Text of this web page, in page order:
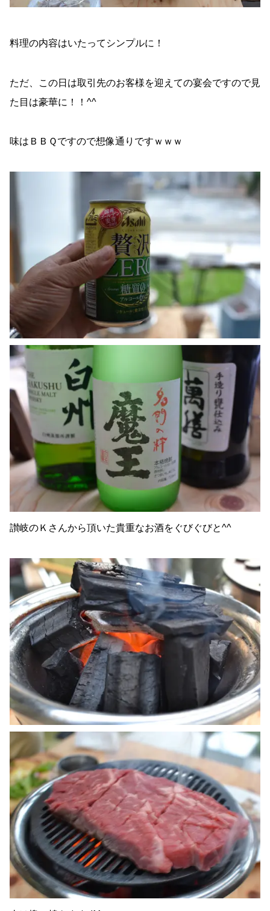
料理の内容はいたってシンプルに！
ただ、この日は取引先のお客様を迎えての宴会ですので見
た目は豪華に！！^^
味はＢＢＱですので想像通りですｗｗｗ
讃岐のＫさんから頂いた貴重なお酒をぐびぐびと^^